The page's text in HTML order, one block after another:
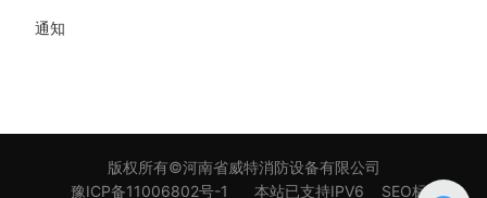
通知
版权所有©河南省威特消防设备有限公司
豫ICP备11006802号-1
本站已支持IPV6 SEO标签